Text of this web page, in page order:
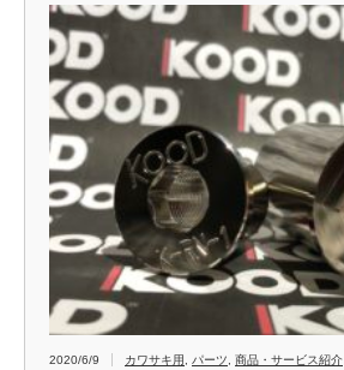
2020/6/9 カワサキ用 パーツ 商品・サービス紹介